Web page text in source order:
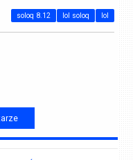
lol
lol soloq
soloq 8.12